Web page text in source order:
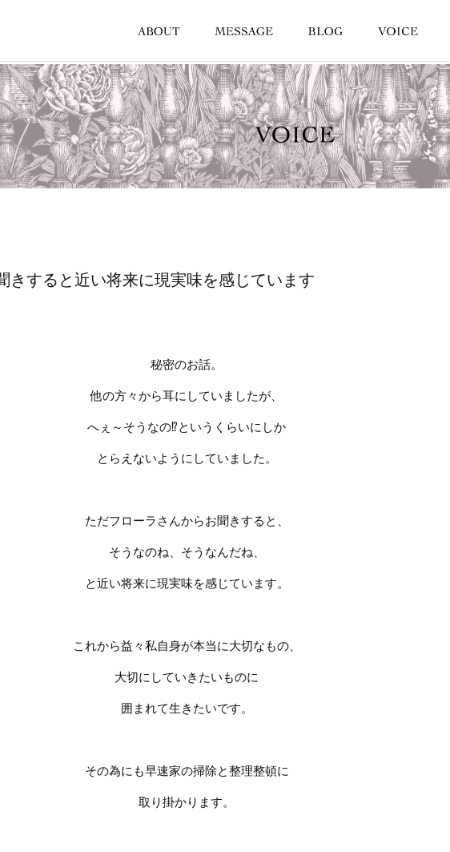
きすると近い将来に現実味を感じています
秘密のお話。
他の方々から耳にしていましたが、
へぇ～そうなの⁉︎というくらいにしか
とらえないようにしていました。
ただフローラさんからお聞きすると、
そうなのね、そうなんだね、
と近い将来に現実味を感じています。
これから益々私自身が本当に大切なもの、
大切にしていきたいものに
囲まれて生きたいです。
その為にも早速家の掃除と整理整頓に
取り掛かります。